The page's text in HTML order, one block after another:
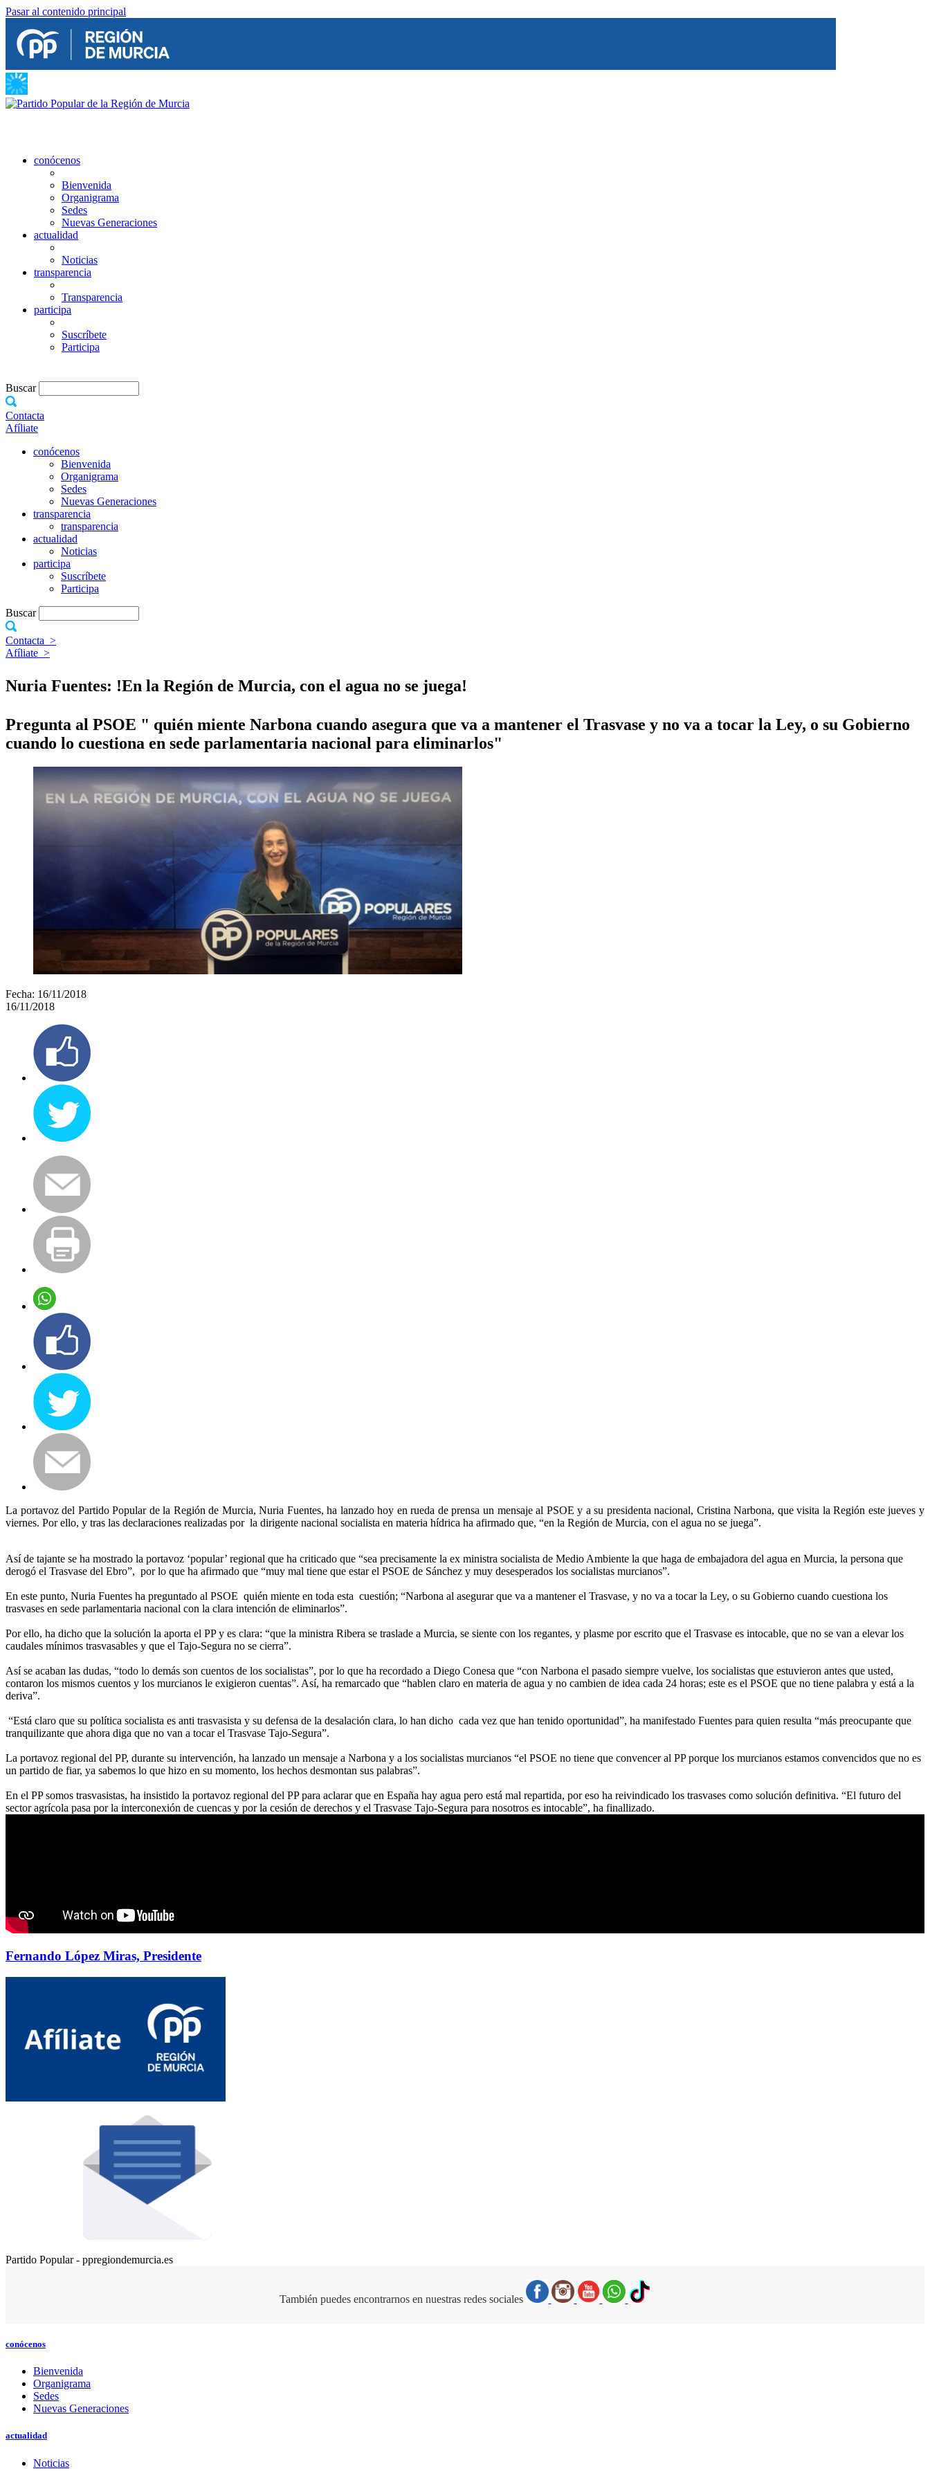
Pasar al contenido principal
conócenos
Bienvenida
Organigrama
Sedes
Nuevas Generaciones
actualidad
Noticias
transparencia
Transparencia
participa
Suscríbete
Participa
Buscar
Contacta
Afíliate
conócenos
Bienvenida
Organigrama
Sedes
Nuevas Generaciones
transparencia
transparencia
actualidad
Noticias
participa
Suscríbete
Participa
Buscar
Contacta >
Afíliate >
Nuria Fuentes: !En la Región de Murcia, con el agua no se juega!
Pregunta al PSOE " quién miente Narbona cuando asegura que va a mantener el Trasvase y no va a tocar la Ley, o su Gobierno
cuando lo cuestiona en sede parlamentaria nacional para eliminarlos"
Fecha: 16/11/2018
16/11/2018
La portavoz del Partido Popular de la Región de Murcia, Nuria Fuentes, ha lanzado hoy en rueda de prensa un mensaje al PSOE y a su presidenta nacional, Cristina Narbona, que visita la Región este jueves y
viernes. Por ello, y tras las declaraciones realizadas por la dirigente nacional socialista en materia hídrica ha afirmado que, “en la Región de Murcia, con el agua no se juega”.
Así de tajante se ha mostrado la portavoz ‘popular’ regional que ha criticado que “sea precisamente la ex ministra socialista de Medio Ambiente la que haga de embajadora del agua en Murcia, la persona que
derogó el Trasvase del Ebro”, por lo que ha afirmado que “muy mal tiene que estar el PSOE de Sánchez y muy desesperados los socialistas murcianos”.
En este punto, Nuria Fuentes ha preguntado al PSOE quién miente en toda esta cuestión; “Narbona al asegurar que va a mantener el Trasvase, y no va a tocar la Ley, o su Gobierno cuando cuestiona los
trasvases en sede parlamentaria nacional con la clara intención de eliminarlos”.
Por ello, ha dicho que la solución la aporta el PP y es clara: “que la ministra Ribera se traslade a Murcia, se siente con los regantes, y plasme por escrito que el Trasvase es intocable, que no se van a elevar los
caudales mínimos trasvasables y que el Tajo-Segura no se cierra”.
Así se acaban las dudas, “todo lo demás son cuentos de los socialistas”, por lo que ha recordado a Diego Conesa que “con Narbona el pasado siempre vuelve, los socialistas que estuvieron antes que usted,
contaron los mismos cuentos y los murcianos le exigieron cuentas”. Así, ha remarcado que “hablen claro en materia de agua y no cambien de idea cada 24 horas; este es el PSOE que no tiene palabra y está a la
deriva”.
“Está claro que su política socialista es anti trasvasista y su defensa de la desalación clara, lo han dicho cada vez que han tenido oportunidad”, ha manifestado Fuentes para quien resulta “más preocupante que
tranquilizante que ahora diga que no van a tocar el Trasvase Tajo-Segura”.
La portavoz regional del PP, durante su intervención, ha lanzado un mensaje a Narbona y a los socialistas murcianos “el PSOE no tiene que convencer al PP porque los murcianos estamos convencidos que no es
un partido de fiar, ya sabemos lo que hizo en su momento, los hechos desmontan sus palabras”.
En el PP somos trasvasistas, ha insistido la portavoz regional del PP para aclarar que en España hay agua pero está mal repartida, por eso ha reivindicado los trasvases como solución definitiva. “El futuro del
sector agrícola pasa por la interconexión de cuencas y por la cesión de derechos y el Trasvase Tajo-Segura para nosotros es intocable”, ha finallizado.
Fernando López Miras, Presidente
Partido Popular - ppregiondemurcia.es
También puedes encontrarnos en nuestras redes sociales
conócenos
Bienvenida
Organigrama
Sedes
Nuevas Generaciones
actualidad
Noticias